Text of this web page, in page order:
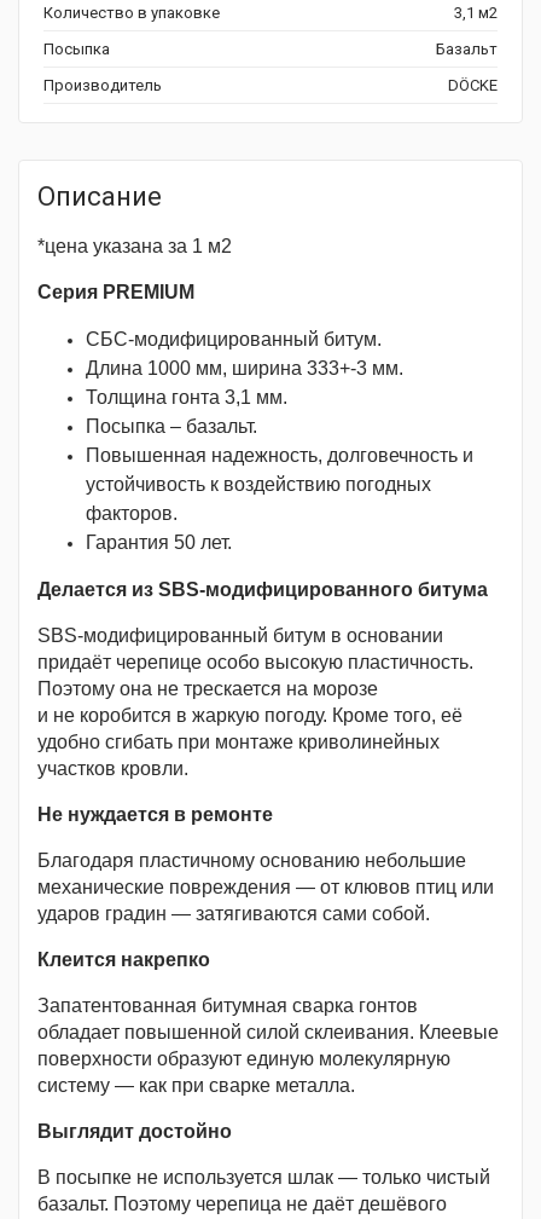
Количество в упаковке
3,1 м2
Посыпка
Базальт
Производитель
DÖCKE
Описание
*цена указана за 1 м2
Серия PREMIUM
СБС-модифицированный битум.
Длина 1000 мм, ширина 333+-3 мм.
Толщина гонта 3,1 мм.
Посыпка – базальт.
Повышенная надежность, долговечность и
устойчивость к воздействию погодных
факторов.
Гарантия 50 лет.
Делается из SBS-модифицированного битума
SBS-модифицированный битум в основании
придаёт черепице особо высокую пластичность.
Поэтому она не трескается на морозе
и не коробится в жаркую погоду. Кроме того, её
удобно сгибать при монтаже криволинейных
участков кровли.
Не нуждается в ремонте
Благодаря пластичному основанию небольшие
механические повреждения — от клювов птиц или
ударов градин — затягиваются сами собой.
Клеится накрепко
Запатентованная битумная сварка гонтов
обладает повышенной силой склеивания. Клеевые
поверхности образуют единую молекулярную
систему — как при сварке металла.
Выглядит достойно
В посыпке не используется шлак — только чистый
базальт. Поэтому черепица не даёт дешёвого